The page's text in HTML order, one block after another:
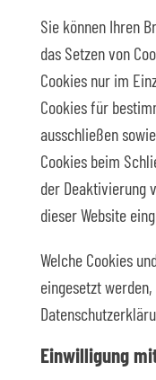
Sie können Ihren
das Setzen von
Cookies nur im
Cookies für
ausschließen
Cookies beim
der Deaktivierung
dieser Website
Welche Cookies
eingesetzt
Einwilligung